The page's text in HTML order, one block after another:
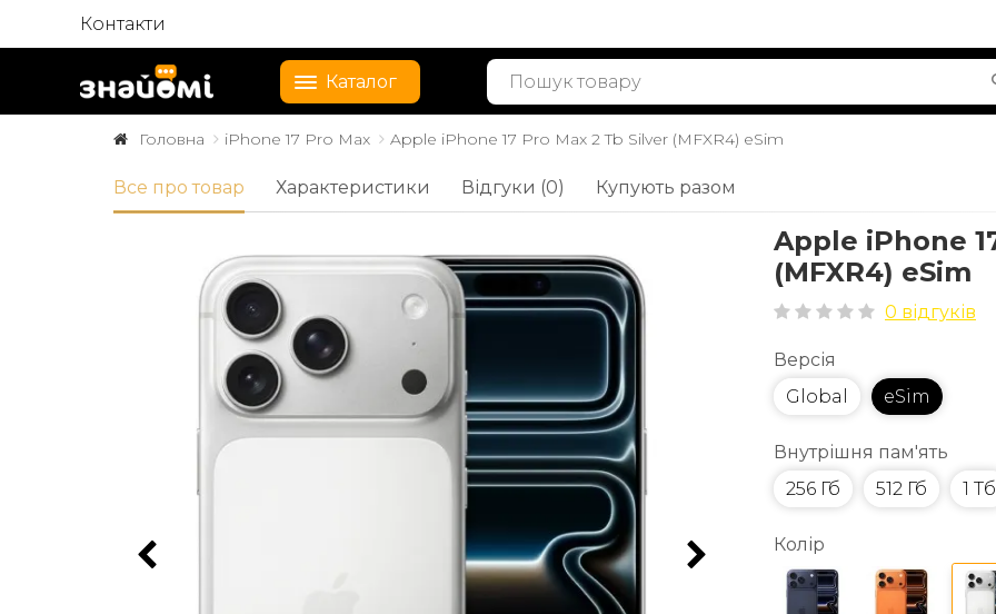
Контакти
Каталог
Головна iPhone 17 Pro Max Apple iPhone 17 Pro Max 2 Tb Silver (MFXR4) eSim
Все про товар Характеристики Відгуки (0) Купують разом
Apple iPhone
(MFXR4) eSim
0 відгуків
Версія
Global
eSim
Внутрішня пам'ять
256 Гб
512 Гб 1 Тб
Колір